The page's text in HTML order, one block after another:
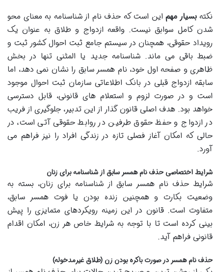
نکتهبسیار مهم این است که حذف نام از شناسنامه به معنای محو
شدن کامل سوابق نیست. واقعه ازدواج و طلاق به عنوان یک
رویداد حقوقی، همچنان در سیستم جامع ثبت احوال کشور ثبت و
ضبط باقی می ماند. شناسنامه جدید یا المثنی تنها در بخش
ظاهری و صفحه اول خود، نام همسر سابق را نشان نمی دهد، اما
سابقه ازدواج قبلی در بانک اطلاعاتی سازمان ثبت احوال موجود
است و در صورت لزوم و استعلام های قانونی، قابل دسترسی
خواهد بود. هدف اصلی قانون گذار از این تدبیر، جلوگیری از فریب
در ازدواج و حفظ حقوق طرفین در روابط حقوقی آتی است، در
حالی که امکان آغاز فصلی تازه در زندگی افراد را نیز فراهم می
آورد.
شرایط اختصاصی حذف نام همسر سابق از شناسنامه برای زنان
شرایط حذف نام همسر سابق از شناسنامه برای زنان، بسته به
وضعیت بکارت و همچنین زنده بودن یا فوت همسر سابق،
متفاوت است. قانون در این زمینه رویکردهای متمایزی را پیش
بینی کرده است تا با توجه به شرایط خاص هر زن، امکان اقدام
قانونی فراهم آید.
حذف نام همسر در صورت باکره بودن زن (طلاق غیرمدخوله)